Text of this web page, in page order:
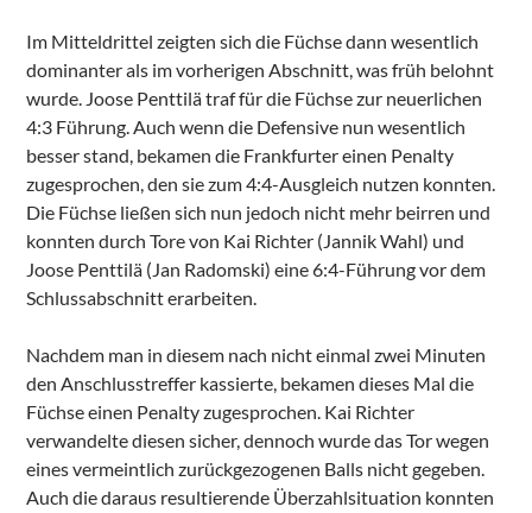
Im Mitteldrittel zeigten sich die Füchse dann wesentlich
dominanter als im vorherigen Abschnitt, was früh belohnt
wurde. Joose Penttilä traf für die Füchse zur neuerlichen
4:3 Führung. Auch wenn die Defensive nun wesentlich
besser stand, bekamen die Frankfurter einen Penalty
zugesprochen, den sie zum 4:4-Ausgleich nutzen konnten.
Die Füchse ließen sich nun jedoch nicht mehr beirren und
konnten durch Tore von Kai Richter (Jannik Wahl) und
Joose Penttilä (Jan Radomski) eine 6:4-Führung vor dem
Schlussabschnitt erarbeiten.
Nachdem man in diesem nach nicht einmal zwei Minuten
den Anschlusstreffer kassierte, bekamen dieses Mal die
Füchse einen Penalty zugesprochen. Kai Richter
verwandelte diesen sicher, dennoch wurde das Tor wegen
eines vermeintlich zurückgezogenen Balls nicht gegeben.
Auch die daraus resultierende Überzahlsituation konnten